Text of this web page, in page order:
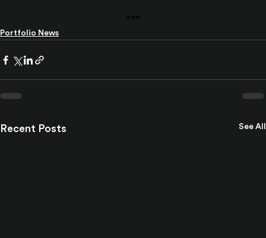
***
Portfolio News
Recent Posts See All